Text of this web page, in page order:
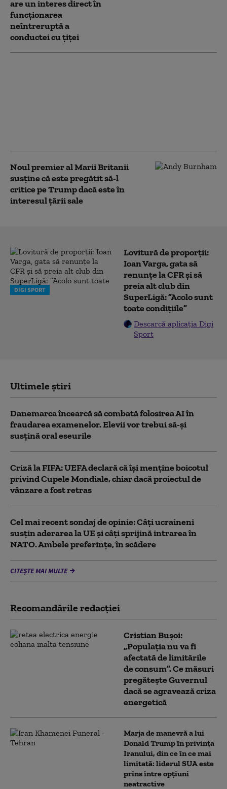
are un interes direct în
funcționarea
neîntreruptă a
conductei cu țiței
Noul premier al Marii Britanii
susține că este pregătit să-l
critice pe Trump dacă este în
interesul țării sale
DIGI SPORT
Lovitură de proporții:
Ioan Varga, gata să
renunțe la CFR și să
preia alt club din
SuperLigă: ”Acolo sunt
toate condițiile”
Descarcă aplicația Digi
Sport
Ultimele știri
Danemarca încearcă să combată folosirea AI în
fraudarea examenelor. Elevii vor trebui să-şi
susţină oral eseurile
Criză la FIFA: UEFA declară că îşi menţine boicotul
privind Cupele Mondiale, chiar dacă proiectul de
vânzare a fost retras
Cel mai recent sondaj de opinie: Câți ucraineni
susțin aderarea la UE și câți sprijină intrarea în
NATO. Ambele preferințe, în scădere
CITEȘTE MAI MULTE
Recomandările redacţiei
Cristian Bușoi:
„Populația nu va fi
afectată de limitările
de consum”. Ce măsuri
pregătește Guvernul
dacă se agravează criza
energetică
Marja de manevră a lui
Donald Trump în privința
Iranului, din ce în ce mai
limitată: liderul SUA este
prins între opțiuni
neatractive